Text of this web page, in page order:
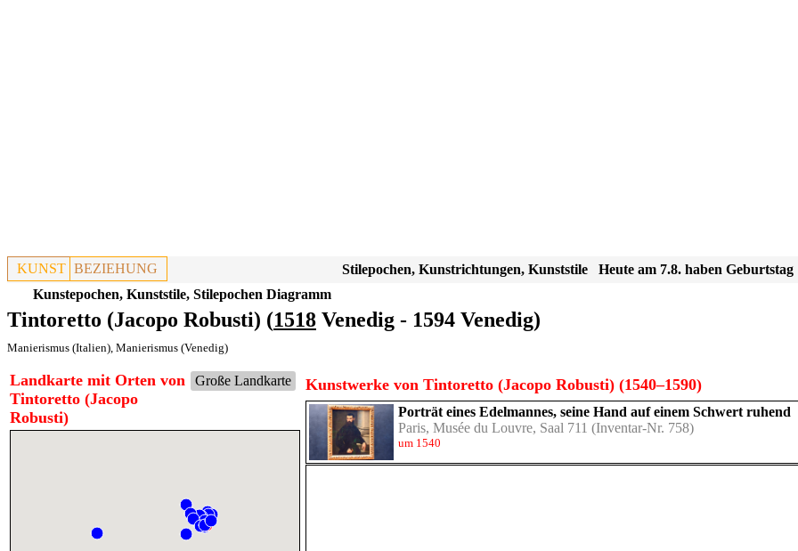
KUNST BEZIEHUNG Heute am 7.8. haben Geburtstag
Stilepochen, Kunstrichtungen, Kunststile
Kunstepochen, Kunststile, Stilepochen Diagramm
Tintoretto (Jacopo Robusti) (1518 Venedig - 1594 Venedig)
Manierismus (Italien), Manierismus (Venedig)
Große Landkarte
Landkarte mit Orten von
Tintoretto (Jacopo
Robusti)
Kunstwerke von Tintoretto (Jacopo Robusti) (1540–1590)
Porträt eines Edelmannes, seine Hand auf einem Schwert ruhend
Paris, Musée du Louvre, Saal 711 (Inventar-Nr. 758)
um 1540